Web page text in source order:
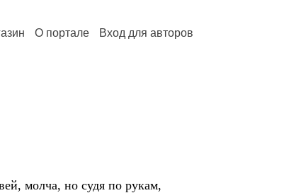
О портале Вход для авторов
молча, но судя по рукам,